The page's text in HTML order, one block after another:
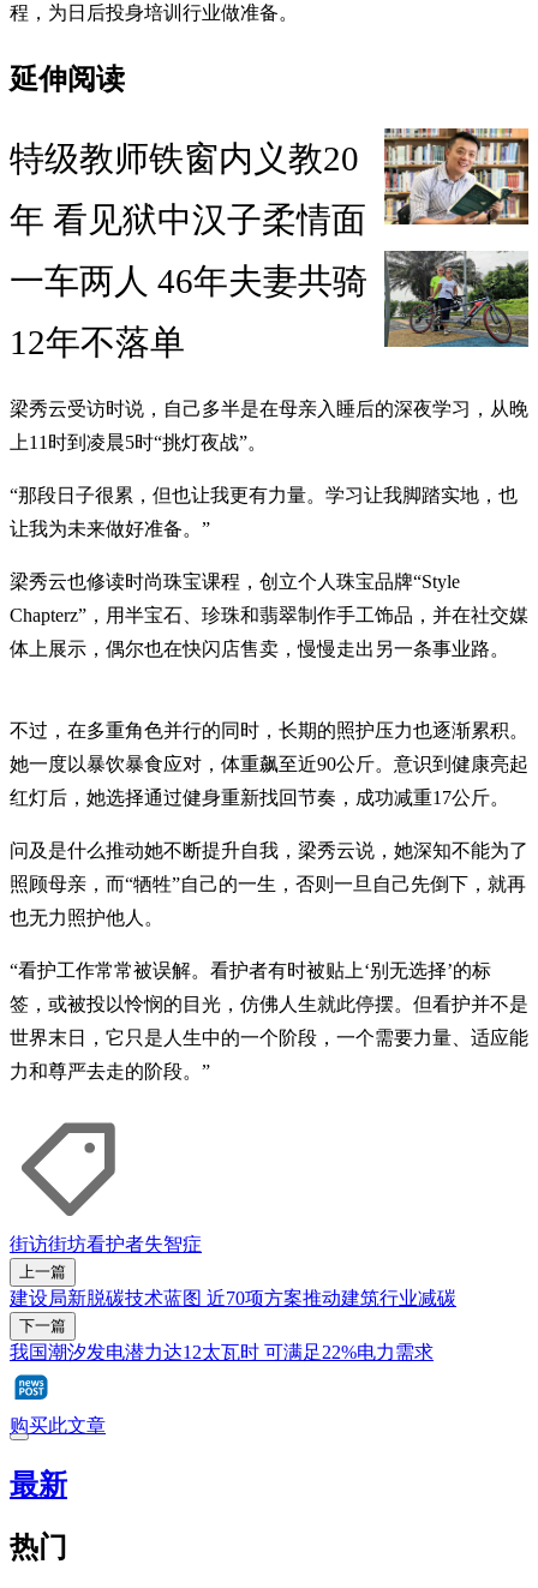
程，为日后投身培训行业做准备。
延伸阅读
特级教师铁窗内义教20
年 看见狱中汉子柔情面
一车两人 46年夫妻共骑
12年不落单
梁秀云受访时说，自己多半是在母亲入睡后的深夜学习，从晚
上11时到凌晨5时“挑灯夜战”。
“那段日子很累，但也让我更有力量。学习让我脚踏实地，也
让我为未来做好准备。”
梁秀云也修读时尚珠宝课程，创立个人珠宝品牌“Style
Chapterz”，用半宝石、珍珠和翡翠制作手工饰品，并在社交媒
体上展示，偶尔也在快闪店售卖，慢慢走出另一条事业路。
不过，在多重角色并行的同时，长期的照护压力也逐渐累积。
她一度以暴饮暴食应对，体重飙至近90公斤。意识到健康亮起
红灯后，她选择通过健身重新找回节奏，成功减重17公斤。
问及是什么推动她不断提升自我，梁秀云说，她深知不能为了
照顾母亲，而“牺牲”自己的一生，否则一旦自己先倒下，就再
也无力照护他人。
“看护工作常常被误解。看护者有时被贴上‘别无选择’的标
签，或被投以怜悯的目光，仿佛人生就此停摆。但看护并不是
世界末日，它只是人生中的一个阶段，一个需要力量、适应能
力和尊严去走的阶段。”
街访街坊看护者失智症
上一篇
建设局新脱碳技术蓝图 近70项方案推动建筑行业减碳
下一篇
我国潮汐发电潜力达12太瓦时 可满足22%电力需求
购买此文章
最新
热门